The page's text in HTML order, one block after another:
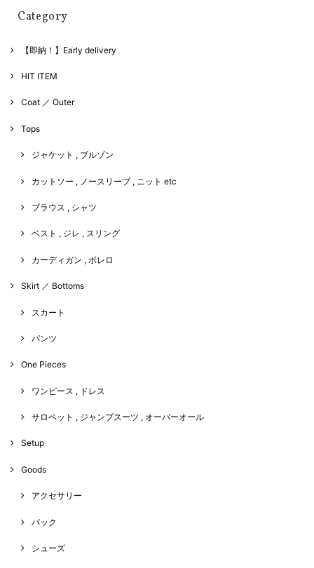
Category
【即納！】Early delivery
HIT ITEM
Coat ／ Outer
Tops
ジャケット , ブルゾン
カットソー , ノースリーブ , ニット etc
ブラウス , シャツ
ベスト , ジレ , スリング
カーディガン , ボレロ
Skirt ／ Bottoms
スカート
パンツ
One Pieces
ワンピース , ドレス
サロペット , ジャンプスーツ , オーバーオール
Setup
Goods
アクセサリー
バック
シューズ